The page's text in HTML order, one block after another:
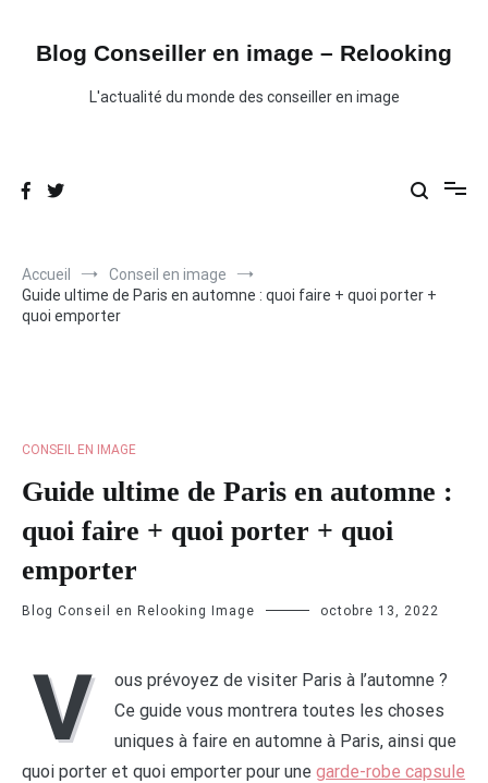
contenuBlog Conseiller en image – Relooking
L'actualité du monde des conseiller en image
Accueil
Conseil en image
Guide ultime de Paris en automne : quoi faire + quoi porter +
quoi emporter
CONSEIL EN IMAGE
Guide ultime de Paris en automne :
quoi faire + quoi porter + quoi
emporter
Blog Conseil en Relooking Image octobre 13, 2022
V
ous prévoyez de visiter Paris à l’automne ?
Ce guide vous montrera toutes les choses
uniques à faire en automne à Paris, ainsi que
quoi porter et quoi emporter pour une garde-robe capsule